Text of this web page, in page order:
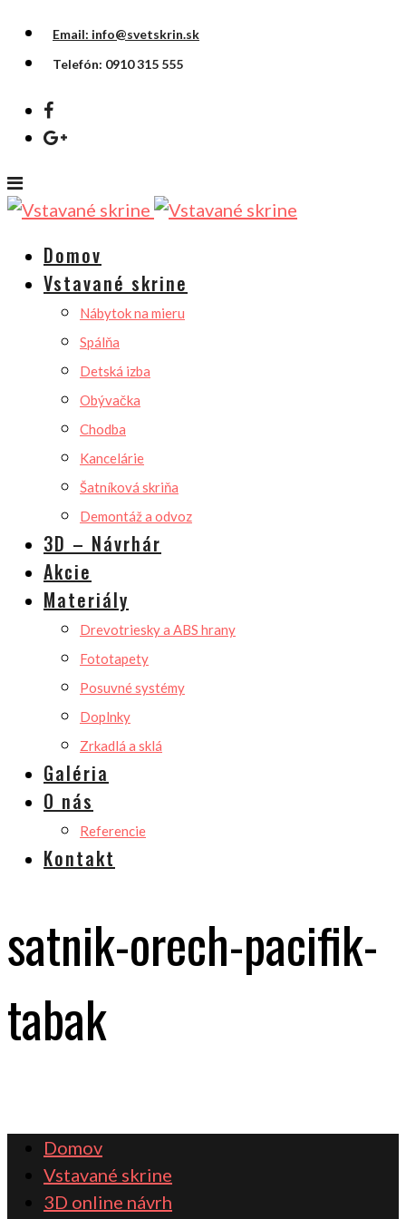
Email: info@svetskrin.sk
Telefón: 0910 315 555
Domov
Vstavané skrine
Nábytok na mieru
Spálňa
Detská izba
Obývačka
Chodba
Kancelárie
Šatníková skriňa
Demontáž a odvoz
3D – Návrhár
Akcie
Materiály
Drevotriesky a ABS hrany
Fototapety
Posuvné systémy
Doplnky
Zrkadlá a sklá
Galéria
O nás
Referencie
Kontakt
satnik-orech-pacifik-
tabak
Domov
Vstavané skrine
3D online návrh